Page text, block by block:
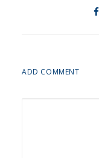
ADD COMMENT